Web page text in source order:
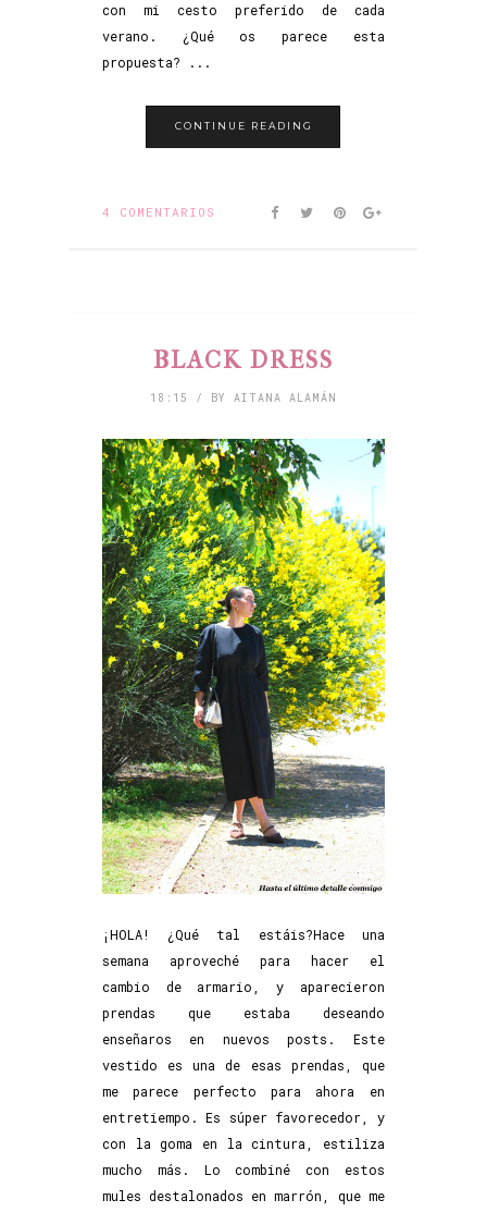
con mi cesto preferido de cada
verano. ¿Qué os parece esta
propuesta? ...
CONTINUE READING
4 COMENTARIOS
BLACK DRESS
18:15 / BY AITANA ALAMÁN
¡HOLA! ¿Qué tal estáis?Hace una
semana aproveché para hacer el
cambio de armario, y aparecieron
prendas que estaba deseando
enseñaros en nuevos posts. Este
vestido es una de esas prendas, que
me parece perfecto para ahora en
entretiempo. Es súper favorecedor, y
con la goma en la cintura, estiliza
mucho más. Lo combiné con estos
mules destalonados en marrón, que me